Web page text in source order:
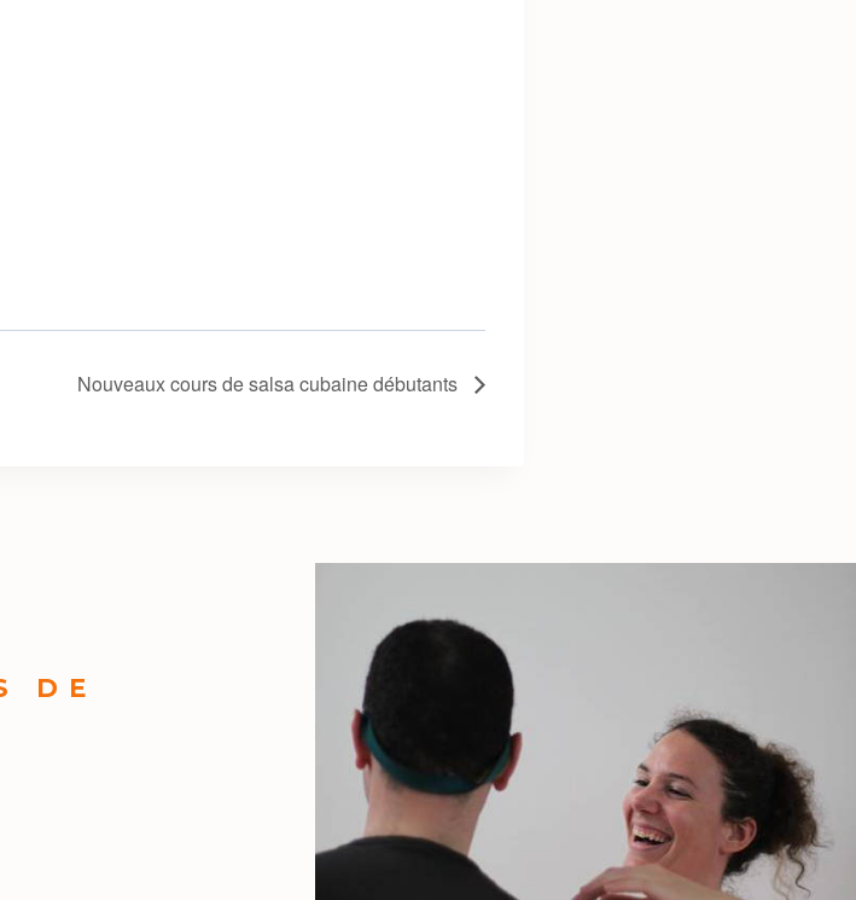
Nouveaux cours de salsa cubaine débutants
DE